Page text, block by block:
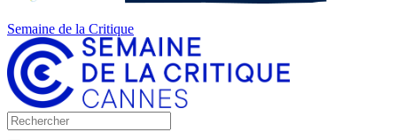
Semaine de la Critique